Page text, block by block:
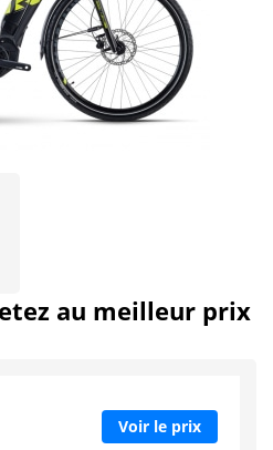
au meilleur prix
Voir le prix